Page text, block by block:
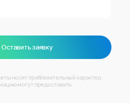
Оставить заявку
носят приблизительный характер.
могут предоставить